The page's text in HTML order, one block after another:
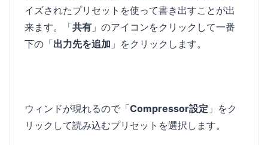
イズされたプリセットを使って書き出すことが出
来ます。「共有 」のアイコンをクリックして一番
下の「出力先を追加 」をクリックします。
ウィンドが現れるので「Compressor設定 」をク
リックして読み込むプリセットを選択します。